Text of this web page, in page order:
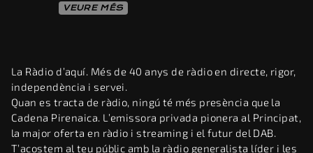
VEURE MÉS
La Ràdio d’aquí. Més de 40 anys de ràdio en directe, rigor,
independència i servei.
Quan es tracta de ràdio, ningú té més presència que la
Cadena Pirenaica. L’emissora privada pionera al Principat,
la major oferta en ràdio i streaming i el futur del DAB.
T’acostem al teu públic amb la ràdio generalista líder i les